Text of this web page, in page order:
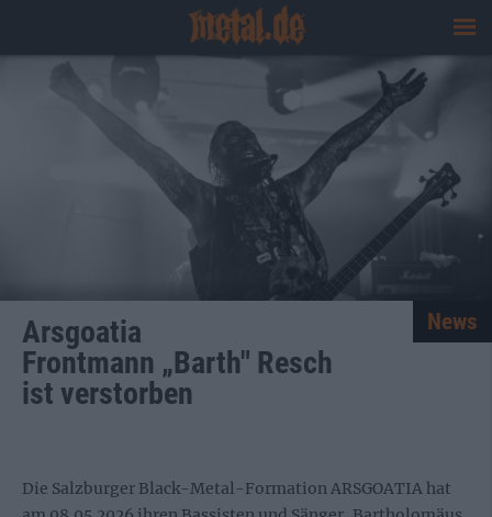
Arsgoatia
Frontmann „Barth" Resch
ist verstorben
News
Die Salzburger Black-Metal-Formation ARSGOATIA hat